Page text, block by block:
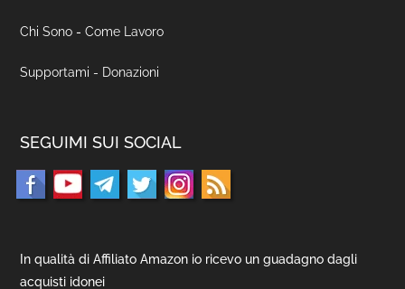
Chi Sono -Come Lavoro
Supportami - Donazioni
SEGUIMI SUI SOCIAL
In qualità di Affiliato Amazon io ricevo un guadagno dagli
acquisti idonei